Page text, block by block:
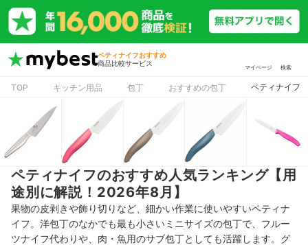
ペティナイフおすすめ
商品比較サービス
マイページ 検索
TOP キッチン用品 包丁 おすすめの包丁 ペティナイフ
ペティナイフのおすすめ人気ランキング【用
途別に解説！2026年8月】
果物の皮剥きや飾り切りなど、細かい作業に使いやすいペティナ
イフ。洋包丁のなかでも最も小さいミニサイズの包丁で、フルー
ツナイフ代わりや、肉・魚用のサブ包丁としても活躍します。グ